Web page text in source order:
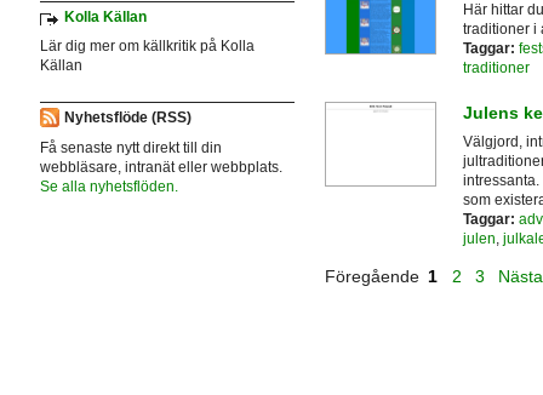
Kolla Källan
Lär dig mer om källkritik på Kolla
Källan
Nyhetsflöde (RSS)
Få senaste nytt direkt till din
webbläsare, intranät eller webbplats.
Se alla nyhetsflöden.
Här hittar
traditioner i
Taggar:
traditioner
Julens
Välgjord,
intressanta.
som
Taggar:
julen
Föregående 1 2 3